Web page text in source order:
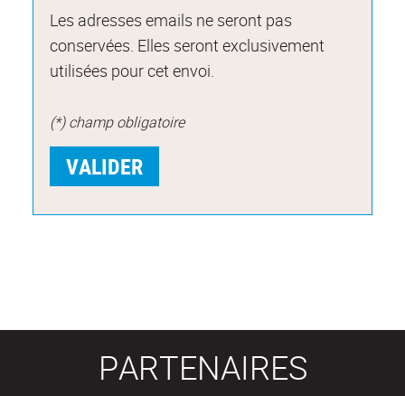
Les adresses emails ne seront pas
conservées. Elles seront exclusivement
utilisées pour cet envoi.
(*) champ obligatoire
PARTENAIRES